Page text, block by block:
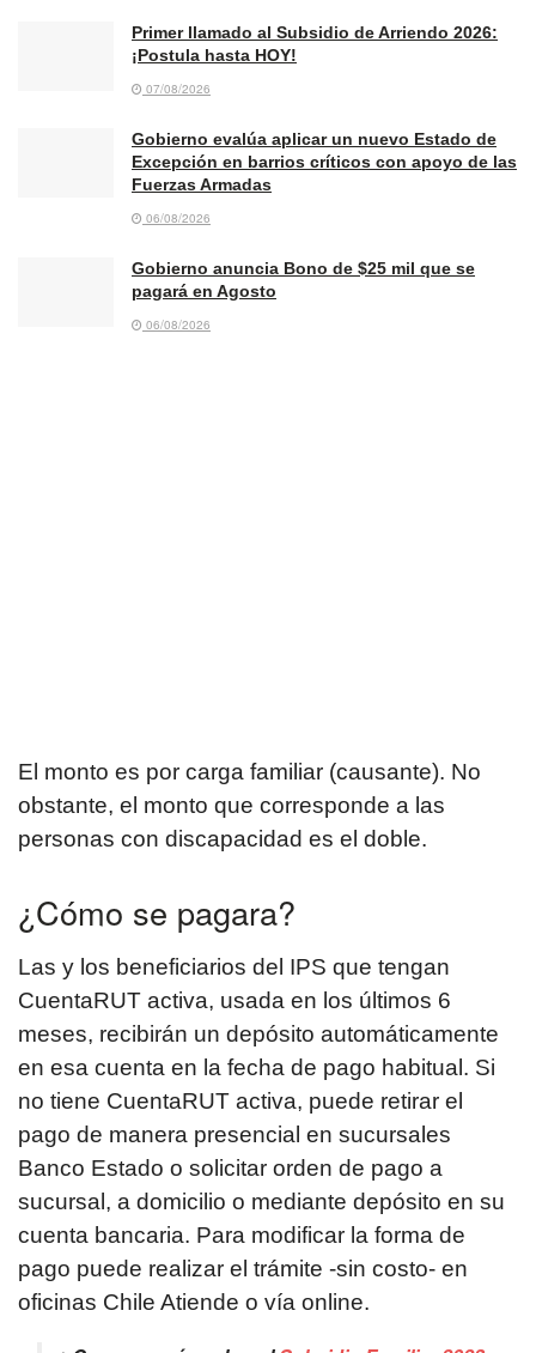
Primer llamado al Subsidio de Arriendo 2026:
¡Postula hasta HOY!
07/08/2026
Gobierno evalúa aplicar un nuevo Estado de
Excepción en barrios críticos con apoyo de las
Fuerzas Armadas
06/08/2026
Gobierno anuncia Bono de $25 mil que se
pagará en Agosto
06/08/2026
El monto es por carga familiar (causante). No
obstante, el monto que corresponde a las
personas con discapacidad es el doble.
¿Cómo se pagara?
Las y los beneficiarios del IPS que tengan
CuentaRUT activa, usada en los últimos 6
meses, recibirán un depósito automáticamente
en esa cuenta en la fecha de pago habitual. Si
no tiene CuentaRUT activa, puede retirar el
pago de manera presencial en sucursales
Banco Estado o solicitar orden de pago a
sucursal, a domicilio o mediante depósito en su
cuenta bancaria. Para modificar la forma de
pago puede realizar el trámite -sin costo- en
oficinas Chile Atiende o vía online.